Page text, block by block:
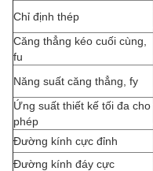
Chỉ định thép
Căng thẳng kéo cuối cùng,
fu
Năng suất căng thẳng, fy
Ứng suất thiết kế tối đa cho
phép
Đường kính cực đỉnh
Đường kính đáy cực